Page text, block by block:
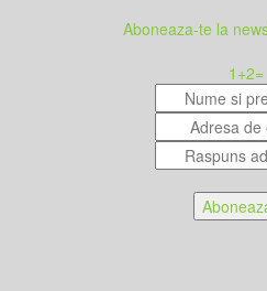
Aboneaza-te la
1 +2=